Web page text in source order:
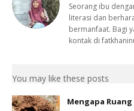
Seorang ibu
literasi dan
bermanfaat. Bagi
kontak di
You may like these posts
Mengapa Ruang